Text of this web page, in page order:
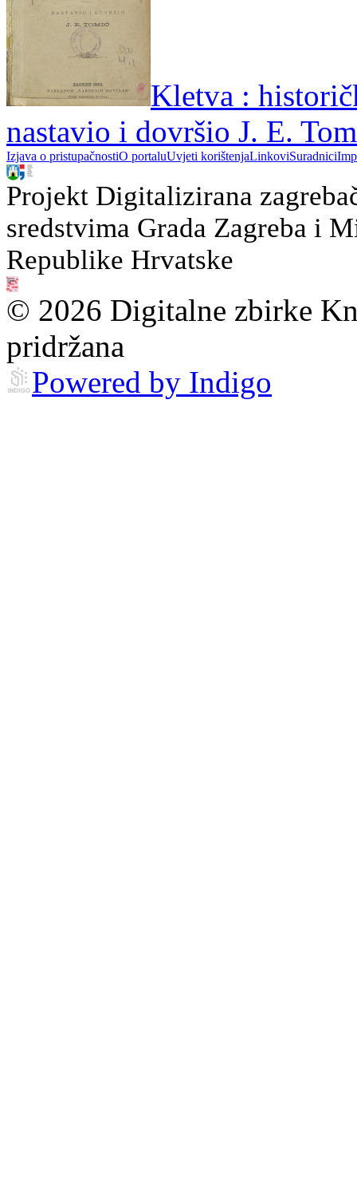
Kletva :
nastavio i dovršio J. E.
Izjava o pristupačnostiO portaluUvjeti korištenjaLinkoviSuradnici
Projekt Digitalizirana
sredstvima Grada Zagreba i
Republike Hrvatske
© 2026 Digitalne zbirke
pridržana
Powered by Indigo